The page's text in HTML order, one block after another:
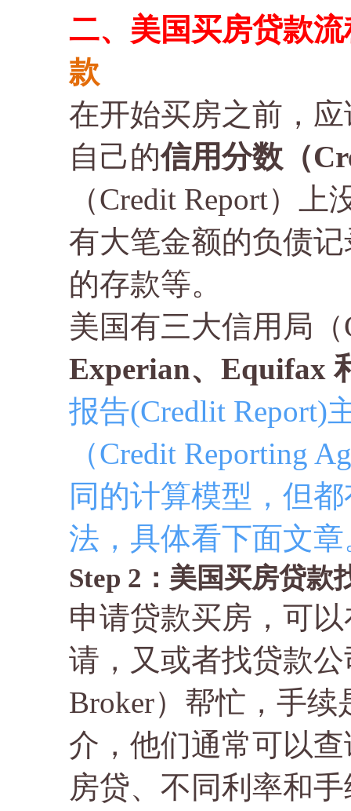
二、美国买房贷款流
款
在开始买房之前，
自己的信用分数（
（Credit Report）
有大笔金额的负债
的存款等。
美国有三大信用局（
Experian、 Equifax
报告(Credlit Report)
（Credit Reporting
同的计算模型，但
法，具体看下面文章
Step 2：美国买房贷款
申请贷款买房，可
请，又或者找贷款
Broker）帮忙，手
介，他们通常可以
房贷、不同利率和